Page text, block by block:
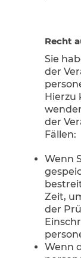
Recht
Sie
der
Hierzu
der
Fällen:
Wenn
Zeit,
der
Wenn